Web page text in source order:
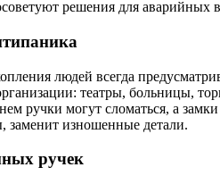
решения для аварийных
людей всегда
театры, больницы,
ручки могут сломаться, а
заменит изношенные детали.
ручек